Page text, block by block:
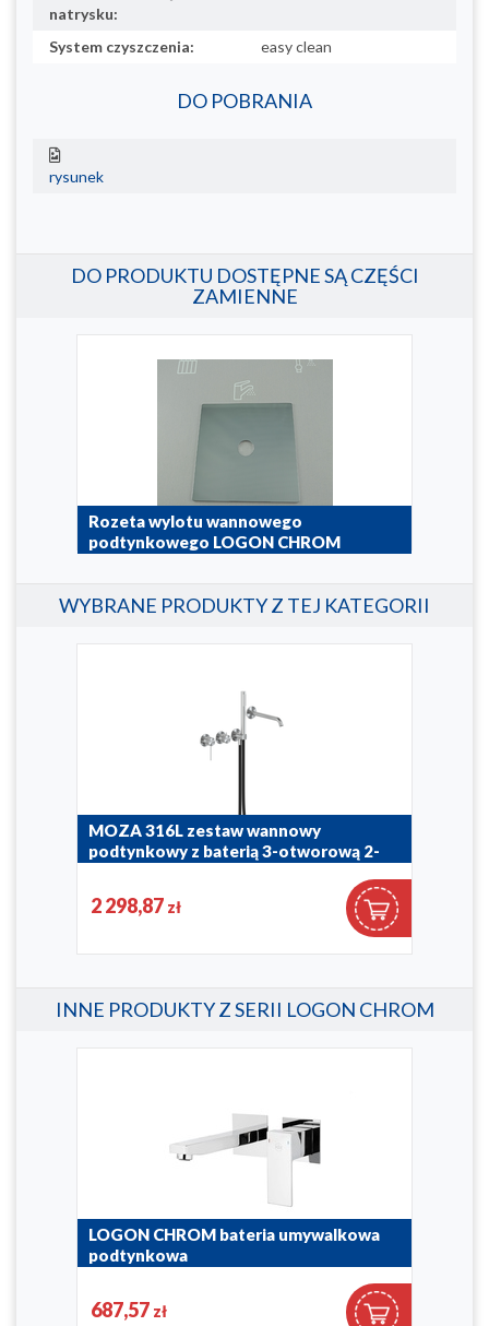
natrysku:
System czyszczenia: easy clean
DO POBRANIA
rysunek
DO PRODUKTU DOSTĘPNE SĄ CZĘŚCI
ZAMIENNE
Rozeta wylotu wannowego
podtynkowego LOGON CHROM
827-057-00 835-
WYBRANE PRODUKTY Z TEJ KATEGORII
MOZA 316L zestaw wannowy
podtynkowy z baterią 3-otworową 2-
5049-410-22
2 298,87 zł
INNE PRODUKTY Z SERII LOGON CHROM
LOGON CHROM bateria umywalkowa
podtynkowa
687,57 zł